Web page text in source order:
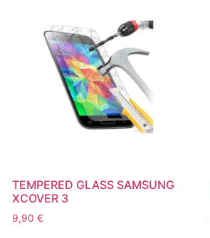
TEMPERED GLASS SAMSUNG
XCOVER 3
9,90€